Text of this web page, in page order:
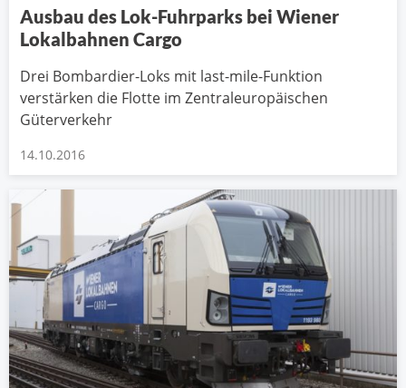
Ausbau des Lok-Fuhrparks bei Wiener
Lokalbahnen Cargo
Drei Bombardier-Loks mit last-mile-Funktion
verstärken die Flotte im Zentraleuropäischen
Güterverkehr
14.10.2016